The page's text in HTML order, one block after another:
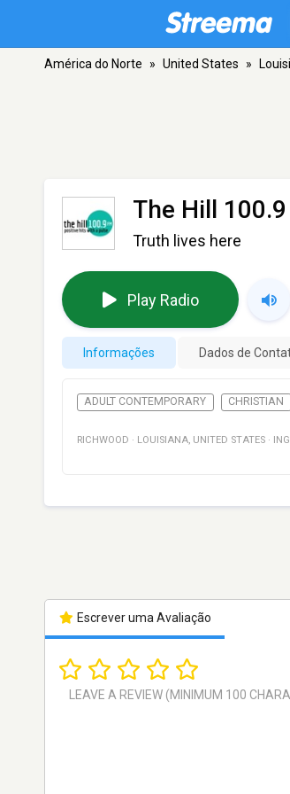
América do Norte » United States »
The Hill
Truth lives here
Play Radio
Informações Dados de
ADULT CONTEMPORARY CHRISTIAN
RICHWOOD · LOUISIANA, UNITED STATES ·
Escrever uma Avaliação